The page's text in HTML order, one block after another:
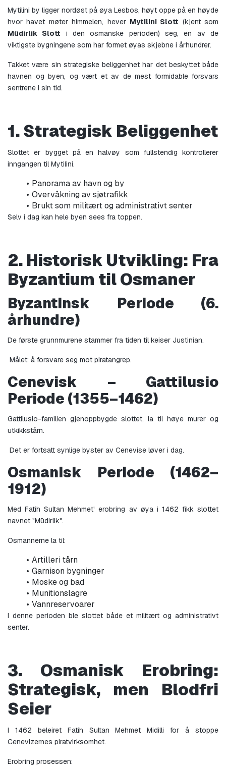
Mytilini by ligger nordøst på øya Lesbos, høyt oppe på en høyde
hvor havet møter himmelen, hever Mytilini Slott
Müdirlik Slott i den osmanske perioden) seg, en av de
viktigste bygningene som har formet øyas skjebne i århundrer.
Takket være sin strategiske beliggenhet har det beskyttet både
havnen og byen, og vært et av de mest formidable forsvars
sentrene i sin tid.
1. Strategisk Beliggenhet
Slottet er bygget på en halvøy som fullstendig kontrollerer
inngangen til Mytilini.
Panorama av havn og by
Overvåkning av sjøtrafikk
Brukt som militært og administrativt senter
Selv i dag kan hele byen sees fra toppen.
2. Historisk Utvikling: Fra
Byzantium til Osmaner
Byzantinsk Periode (6.
århundre)
De første grunnmurene stammer fra tiden til keiser Justinian.
Målet: å forsvare seg mot piratangrep.
Cenevisk – Gattilusio
Periode (1355–1462)
Gattilusio-familien gjenoppbygde slottet, la til høye murer og
utkikkstårn.
Det er fortsatt synlige byster av Cenevise løver i dag.
Osmanisk Periode (1462–
1912)
Med Fatih Sultan Mehmet' erobring av øya i 1462 fikk slottet
navnet "Müdirlik".
Osmannerne la til:
Artilleri tårn
Garnison bygninger
Moske og bad
Munitionslagre
Vannreservoarer
I denne perioden ble slottet både et militært og administrativt
senter.
3. Osmanisk Erobring:
Strategisk, men Blodfri
Seier
I 1462 beleiret Fatih Sultan Mehmet Midilli for å stoppe
Cenevizernes piratvirksomhet.
Erobring prosessen: